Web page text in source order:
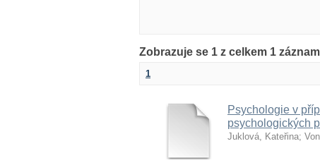
Zobrazuje se 1 z celkem 1
1
Psychologie v
psychologických
Juklová, Kateřina;